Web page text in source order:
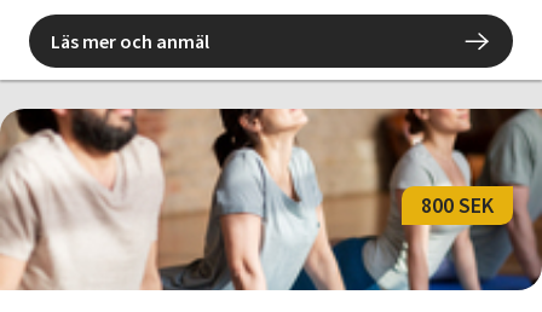
Läs mer och anmäl
800 SEK